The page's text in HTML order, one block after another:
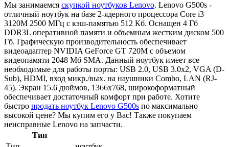
Мы занимаемся скупкой ноутбуков Lenovo. Lenovo G500s -
отличный ноутбук на базе 2-ядерного процессора Core i3
3120M 2500 МГц с кэш-памятью 512 Кб. Оснащен 4 Гб
DDR3L оперативной памяти и объемным жестким диском 500
Гб. Графическую производительность обеспечивает
видеоадаптер NVIDIA GeForce GT 720M с объемом
видеопамяти 2048 Мб SMA. Данный ноутбук имеет все
необходимые для работы порты: USB 2.0, USB 3.0x2, VGA (D-
Sub), HDMI, вход микр./вых. на наушники Combo, LAN (RJ-
45). Экран 15.6 дюймов, 1366x768, широкоформатный
обеспечивает достаточный комфорт при работе. Хотите
быстро продать ноутбук Lenovo G500s по максимально
высокой цене? Мы купим его у Вас! Также покупаем
неисправные Lenovo на запчасти.
Тип